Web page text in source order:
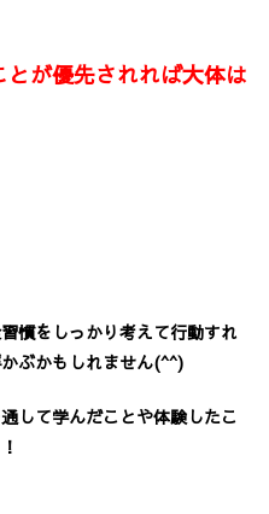
が優先されれば大体は
慣をしっかり考えて行動すれ
ぶかもしれません(^^)
して学んだことや体験したこ